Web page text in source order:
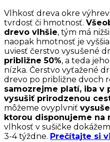
Vlhkosť dreva okre
tvrdosť či hmotnosť.
drevo vlhšie, tým má
naopak hmotnosť je
uviesť čerstvo vysušené
približne 50%, a teda
nízka. Čerstvo vyťažené
drevo po približne dvoch
samozrejme platí, iba v
vysušiť prirodzenou
môžeme ovyplvniť
ktorou disponujeme na
vlhkosť v sušičke
3-4 týždne. Prečítajte si